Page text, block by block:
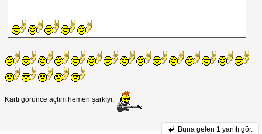
Kartı görünce açtım hemen şarkıyı.
Buna gelen 1 yanıtı gör.